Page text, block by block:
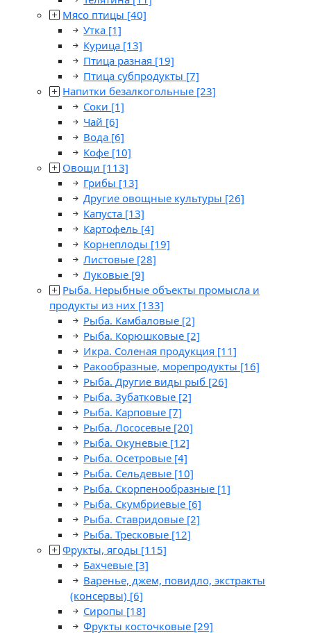
Мясо птицы [40]
Утка [1]
Курица [13]
Птица разная [19]
Птица субпродукты [7]
Напитки безалкогольные [23]
Соки [1]
Чай [6]
Вода [6]
Кофе [10]
Овощи [113]
Грибы [13]
Другие овощные культуры [26]
Капуста [13]
Картофель [4]
Корнеплоды [19]
Листовые [28]
Луковые [9]
Рыба. Нерыбные объекты промысла и
продукты из них [133]
Рыба. Камбаловые [2]
Рыба. Корюшковые [2]
Икра. Соленая продукция [11]
Ракообразные, морепродукты [16]
Рыба. Другие виды рыб [26]
Рыба. Зубатковые [2]
Рыба. Карповые [7]
Рыба. Лососевые [20]
Рыба. Окуневые [12]
Рыба. Осетровые [4]
Рыба. Сельдевые [10]
Рыба. Скорпенообразные [1]
Рыба. Скумбриевые [6]
Рыба. Ставридовые [2]
Рыба. Тресковые [12]
Фрукты, ягоды [115]
Бахчевые [3]
Варенье, джем, повидло, экстракты
(консервы) [6]
Сиропы [18]
Фрукты косточковые [29]